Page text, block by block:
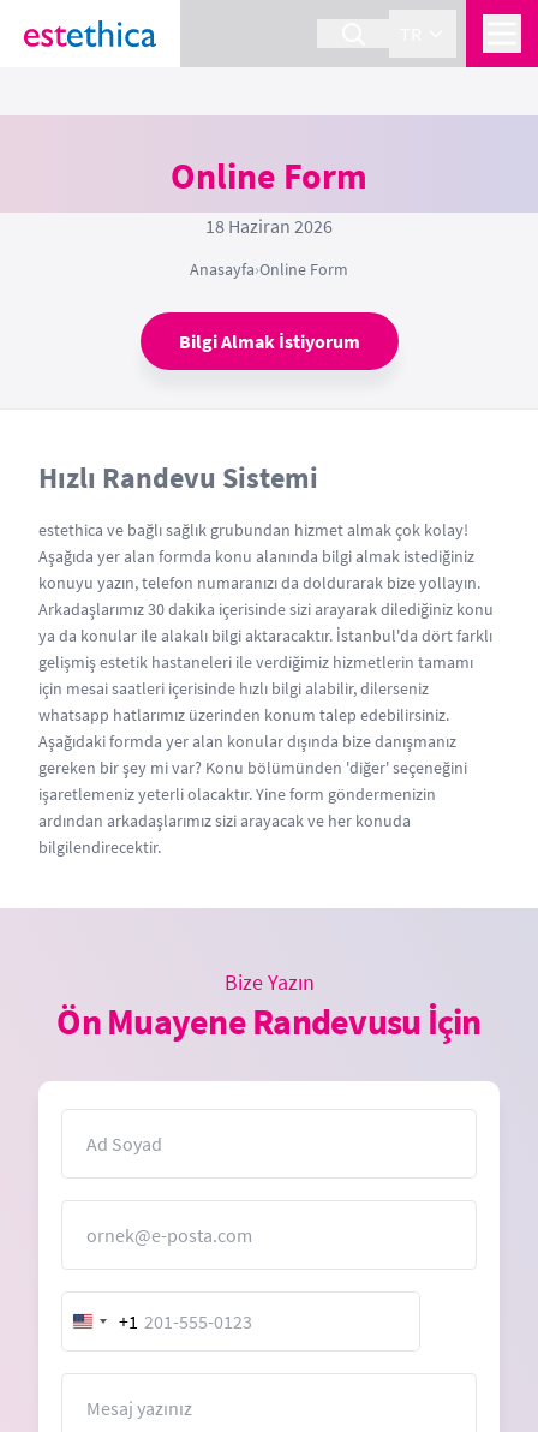
Online Form
18 Haziran 2026
Anasayfa›Online Form
Bilgi Almak İstiyorum
Hızlı Randevu Sistemi
estethica ve bağlı sağlık grubundan hizmet almak çok kolay!
Aşağıda yer alan formda konu alanında bilgi almak istediğiniz
konuyu yazın, telefon numaranızı da doldurarak bize yollayın.
Arkadaşlarımız 30 dakika içerisinde sizi arayarak dilediğiniz konu
ya da konular ile alakalı bilgi aktaracaktır. İstanbul'da dört farklı
gelişmiş estetik hastaneleri ile verdiğimiz hizmetlerin tamamı
için mesai saatleri içerisinde hızlı bilgi alabilir, dilerseniz
whatsapp hatlarımız üzerinden konum talep edebilirsiniz.
Aşağıdaki formda yer alan konular dışında bize danışmanız
gereken bir şey mi var? Konu bölümünden 'diğer' seçeneğini
işaretlemeniz yeterli olacaktır. Yine form göndermenizin
ardından arkadaşlarımız sizi arayacak ve her konuda
bilgilendirecektir.
Bize Yazın
Ön Muayene Randevusu İçin
United
States
+1